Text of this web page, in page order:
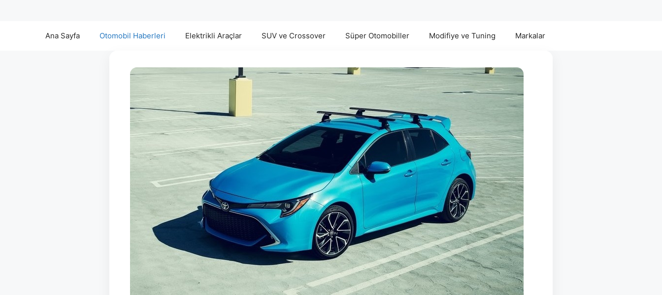
Ana Sayfa Otomobil Haberleri Elektrikli Araçlar SUV ve Crossover Süper Otomobiller Modifiye ve Tuning Markalar